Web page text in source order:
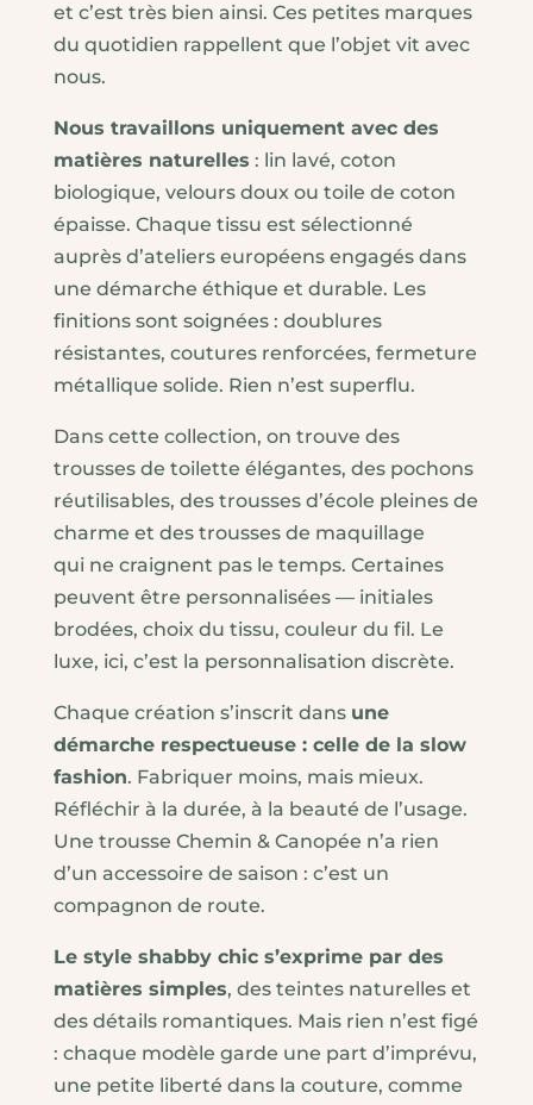
et c’est très bien ainsi. Ces petites marques
du quotidien rappellent que l’objet vit avec
nous.
Nous travaillons uniquement avec des
matières naturelles : lin lavé, coton
biologique, velours doux ou toile de coton
épaisse. Chaque tissu est sélectionné
auprès d’ateliers européens engagés dans
une démarche éthique et durable. Les
finitions sont soignées : doublures
résistantes, coutures renforcées, fermeture
métallique solide. Rien n’est superflu.
Dans cette collection, on trouve des
trousses de toilette élégantes, des pochons
réutilisables, des trousses d’école pleines de
charme et des trousses de maquillage
qui ne craignent pas le temps. Certaines
peuvent être personnalisées — initiales
brodées, choix du tissu, couleur du fil. Le
luxe, ici, c’est la personnalisation discrète.
Chaque création s’inscrit dans une
démarche respectueuse : celle de la slow
fashion. Fabriquer moins, mais mieux.
Réfléchir à la durée, à la beauté de l’usage.
Une trousse Chemin & Canopée n’a rien
d’un accessoire de saison : c’est un
compagnon de route.
Le style shabby chic s’exprime par des
matières simples, des teintes naturelles et
des détails romantiques. Mais rien n’est figé
: chaque modèle garde une part d’imprévu,
une petite liberté dans la couture, comme